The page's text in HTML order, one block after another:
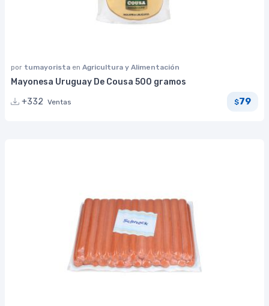
por tumayorista en Agricultura y Alimentación
Mayonesa Uruguay De Cousa 500 gramos
+332 Ventas $79